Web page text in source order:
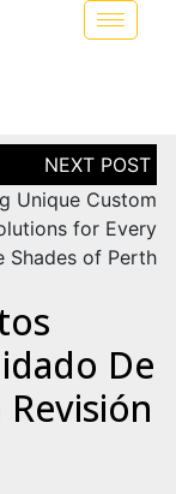
Unique Custom
for Every
Shades of Perth
De
Revisión